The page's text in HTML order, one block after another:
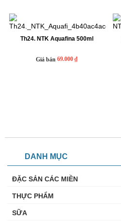
DANH MỤC
ĐẶC SẢN CÁC MIỀN
THỰC PHẨM
SỮA
Th24. NTK Aquafina 500ml
Giá bán 69.000 ₫